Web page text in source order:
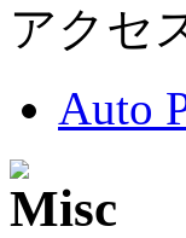
アクセ
Auto